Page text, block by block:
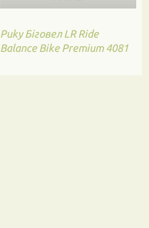
Puky Біговел LR Ride
Balance Bike Premium 4081